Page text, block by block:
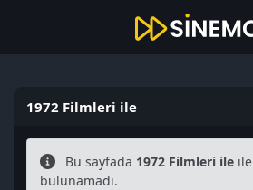
1972 Filmleri ile
Bu sayfada 1972 Filmleri ileile
bulunamadı.